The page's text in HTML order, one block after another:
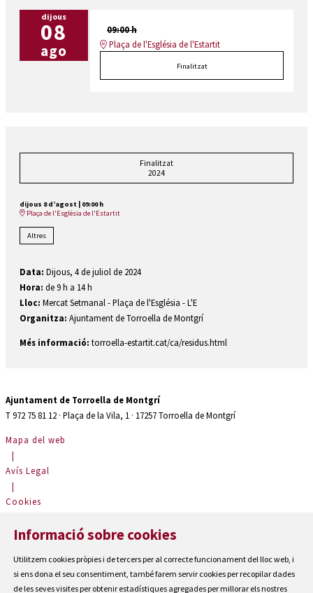
dijous
08
ago
09:00 h
Plaça de l'Església de l'Estartit
Finalitzat
Finalitzat
2024
dijous 8 d’agost | 09:00 h
Plaça de l'Església de l'Estartit
Altres
Data: Dijous, 4 de juliol de 2024
Hora: de 9 h a 14 h
Lloc: Mercat Setmanal - Plaça de l'Església - L'E
Organitza: Ajuntament de Torroella de Montgrí
Més informació: torroella-estartit.cat/ca/residus.html
Ajuntament de Torroella de Montgrí
T 972 75 81 12 · Plaça de la Vila, 1 · 17257 Torroella de Montgrí
Mapa del web
|
Avís Legal
|
Cookies
Contactar
Accessibilitat
Informació sobre cookies
Utilitzem cookies pròpies i de tercers per al correcte funcionament del lloc web, i
si ens dona el seu consentiment, també farem servir cookies per recopilar dades
de les seves visites per obtenir estadístiques agregades per millorar els nostres